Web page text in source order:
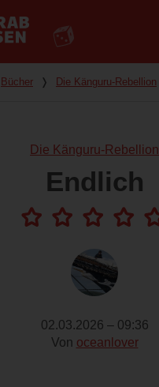
Bücher ❭ Die Känguru-Rebellion
Die Känguru-Rebellion
Endlich
02.03.2026 – 09:36
Von oceanlover